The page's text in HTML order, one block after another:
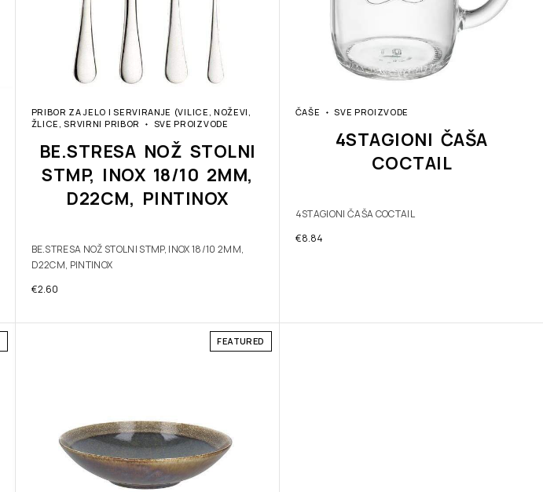
PRIBOR ZA JELO I SERVIRANJE (VILICE, NOŽEVI,
ŽLICE, SRVIRNI PRIBOR
SVE PROIZVODE
BE.STRESA NOŽ STOLNI
STMP, INOX 18/10 2MM,
D22CM, PINTINOX
BE.STRESA NOŽ STOLNI STMP, INOX 18/10 2MM,
D22CM, PINTINOX
€2.60
ČAŠE SVE PROIZVODE
4STAGIONI ČAŠA
COCTAIL
4STAGIONI ČAŠA COCTAIL
€8.84
FEATURED